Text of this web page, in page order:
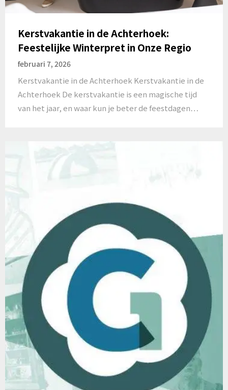
Kerstvakantie in de Achterhoek:
Feestelijke Winterpret in Onze Regio
februari 7, 2026
Kerstvakantie in de Achterhoek Kerstvakantie in de
Achterhoek De kerstvakantie is een magische tijd
van het jaar, en waar kun je beter de feestdagen…